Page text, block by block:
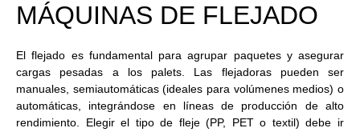
MÁQUINAS DE FLEJADO
El flejado es fundamental para agrupar paquetes y asegurar
cargas pesadas a los palets. Las flejadoraspueden ser
manuales, semiautomáticas (ideales para volúmenes medios) o
automáticas, integrándose en líneas de producción de alto
rendimiento. Elegir el tipo de fleje (PP, PET o textil) debe ir